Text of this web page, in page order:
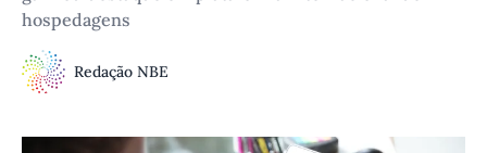
hospedagens
Redação NBE